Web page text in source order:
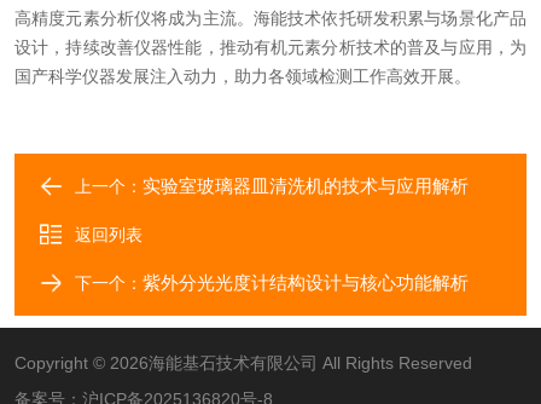
高精度元素分析仪将成为主流。海能技术依托研发积累与场景化产品
设计，持续改善仪器性能，推动有机元素分析技术的普及与应用，为
国产科学仪器发展注入动力，助力各领域检测工作高效开展。
上一个： 实验室玻璃器皿清洗机的技术与应用解析
返回列表
下一个： 紫外分光光度计结构设计与核心功能解析
Copyright © 2026海能基石技术有限公司 All Rights Reserved
备案号： 沪ICP备2025136820号-8